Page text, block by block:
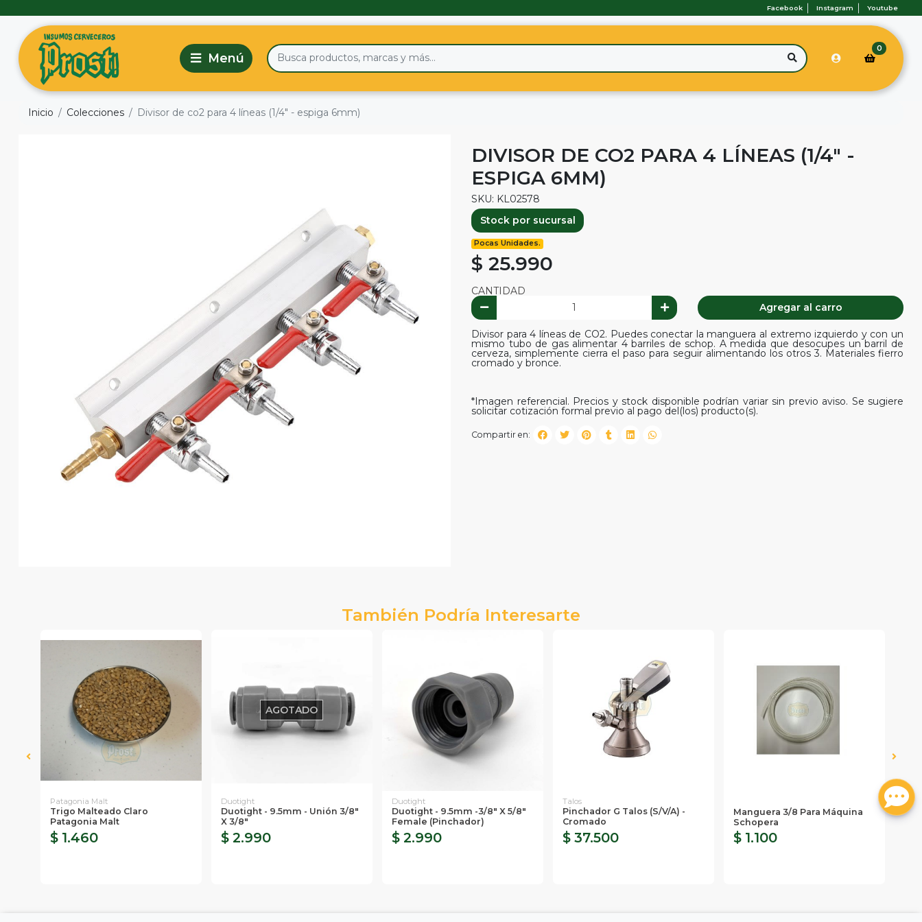
Facebook Instagram Youtube
0
Inicio Colecciones Divisor de co2 para 4 líneas (1/4" - espiga 6mm)
DIVISOR DE CO2 PARA 4 LÍNEAS (1/4" -
ESPIGA 6MM)
SKU: KL02578
Stock por sucursal
Pocas Unidades.
$ 25.990
CANTIDAD
Agregar al carro
Divisor para 4 líneas de CO2. Puedes conectar la manguera al extremo izquierdo y con un
mismo tubo de gas alimentar 4 barriles de schop. A medida que desocupes un barril de
cerveza, simplemente cierra el paso para seguir alimentando los otros 3. Materiales fierro
cromado y bronce.
*Imagen referencial. Precios y stock disponible podrían variar sin previo aviso. Se sugiere
solicitar cotización formal previo al pago del(los) producto(s).
Compartir en:
También Podría Interesarte
Patagonia Malt
Trigo Malteado Claro
Patagonia Malt
$ 1.460
AGOTADO
Duotight
Duotight - 9.5mm - Unión 3/8"
X 3/8"
$ 2.990
Duotight
Duotight - 9.5mm -3/8" X 5/8"
Female (Pinchador)
$ 2.990
Talos
Pinchador G Talos (s/v/a) -
Cromado
$ 37.500
Manguera 3/8 Para Máquina
Schopera
$ 1.100